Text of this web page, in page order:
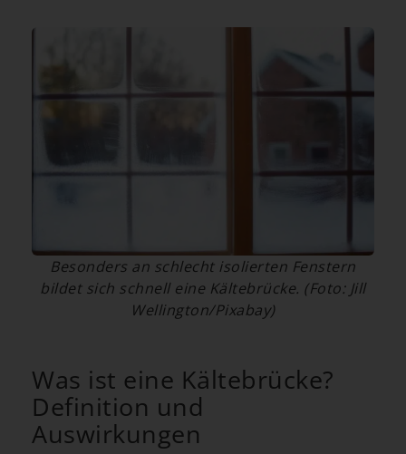
Besonders an schlecht isolierten Fenstern
bildet sich schnell eine Kältebrücke. (Foto: Jill
Wellington/Pixabay)
Was ist eine Kältebrücke?
Definition und
Auswirkungen